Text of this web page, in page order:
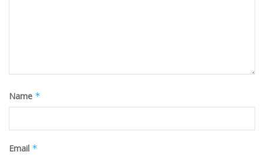
Name *
Email *